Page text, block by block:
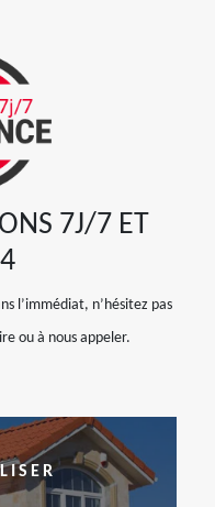
7J/7 ET
l’immédiat, n’hésitez pas
ou à nous appeler.